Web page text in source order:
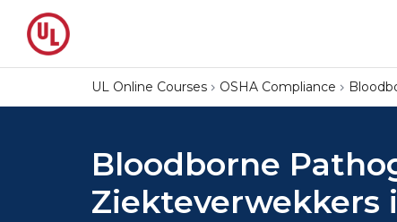
UL Online Courses OSHA Compliance
Bloodborne
Ziekteverwekkers